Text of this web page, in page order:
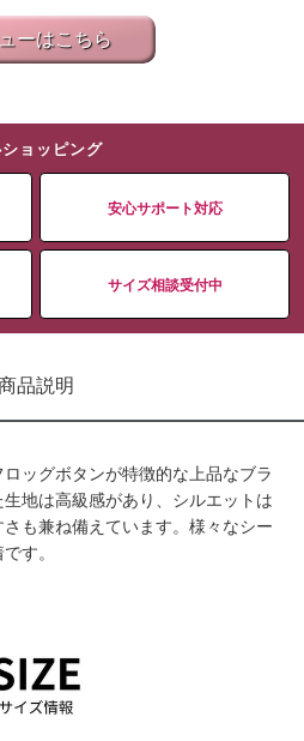
ーはこちら
ョッピング
安心サポート対応
サイズ相談受付中
品説明
ッグボタンが特徴的な上品なブラ
地は高級感があり、シルエットは
も兼ね備えています。様々なシー
す。